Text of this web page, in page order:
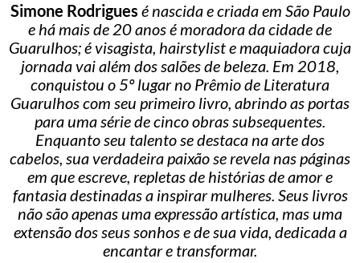
Simone Rodrigues é nascida e criada em São Paulo
e há mais de 20 anos é moradora da cidade de
Guarulhos; é visagista, hairstylist e maquiadora cuja
jornada vai além dos salões de beleza. Em 2018,
conquistou o 5º lugar no Prêmio de Literatura
Guarulhos com seu primeiro livro, abrindo as portas
para uma série de cinco obras subsequentes.
Enquanto seu talento se destaca na arte dos
cabelos, sua verdadeira paixão se revela nas páginas
em que escreve, repletas de histórias de amor e
fantasia destinadas a inspirar mulheres. Seus livros
não são apenas uma expressão artística, mas uma
extensão dos seus sonhos e de sua vida, dedicada a
encantar e transformar.